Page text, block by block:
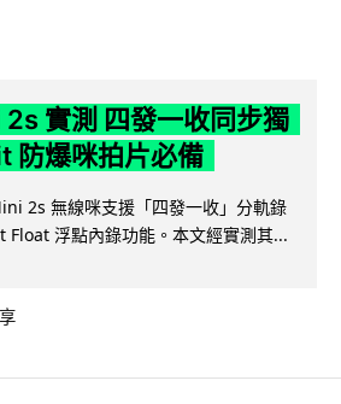
實測 四發一收同步獨
防爆咪拍片必備
2s 無線咪支援「四發一收」分軌錄
Float 浮點內錄功能。本文經實測其...